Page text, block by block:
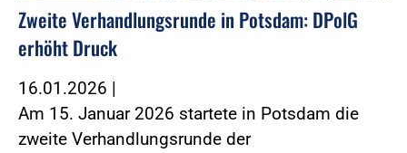
Zweite Verhandlungsrunde in Potsdam: DPolG
erhöht Druck
16.01.2026 |
Am 15. Januar 2026 startete in Potsdam die
zweite Verhandlungsrunde der